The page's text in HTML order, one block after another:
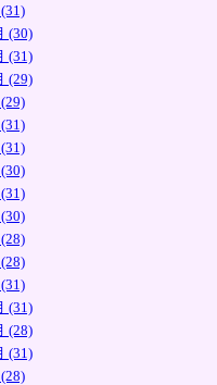
(30)
(31)
(29)
(31)
(28)
(31)